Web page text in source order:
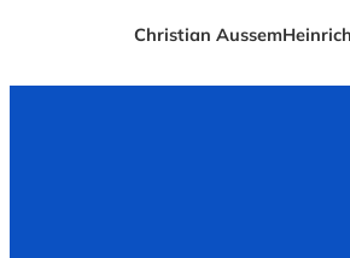
Christian Aussem